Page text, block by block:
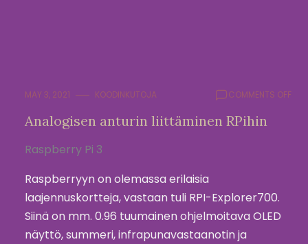
MAY 3, 2021 KOODINKUTOJA COMMENTS OFFON
Analogisen anturin liittäminen RPihin
Raspberry Pi 3
Raspberryyn on olemassa erilaisia
laajennuskortteja, vastaan tuli RPI-Explorer700.
Siinä on mm. 0.96 tuumainen ohjelmoitava OLED
näyttö, summeri, infrapunavastaanotin ja